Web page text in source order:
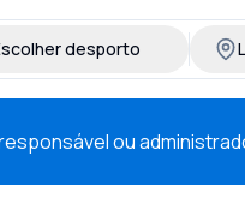
desporto
ou